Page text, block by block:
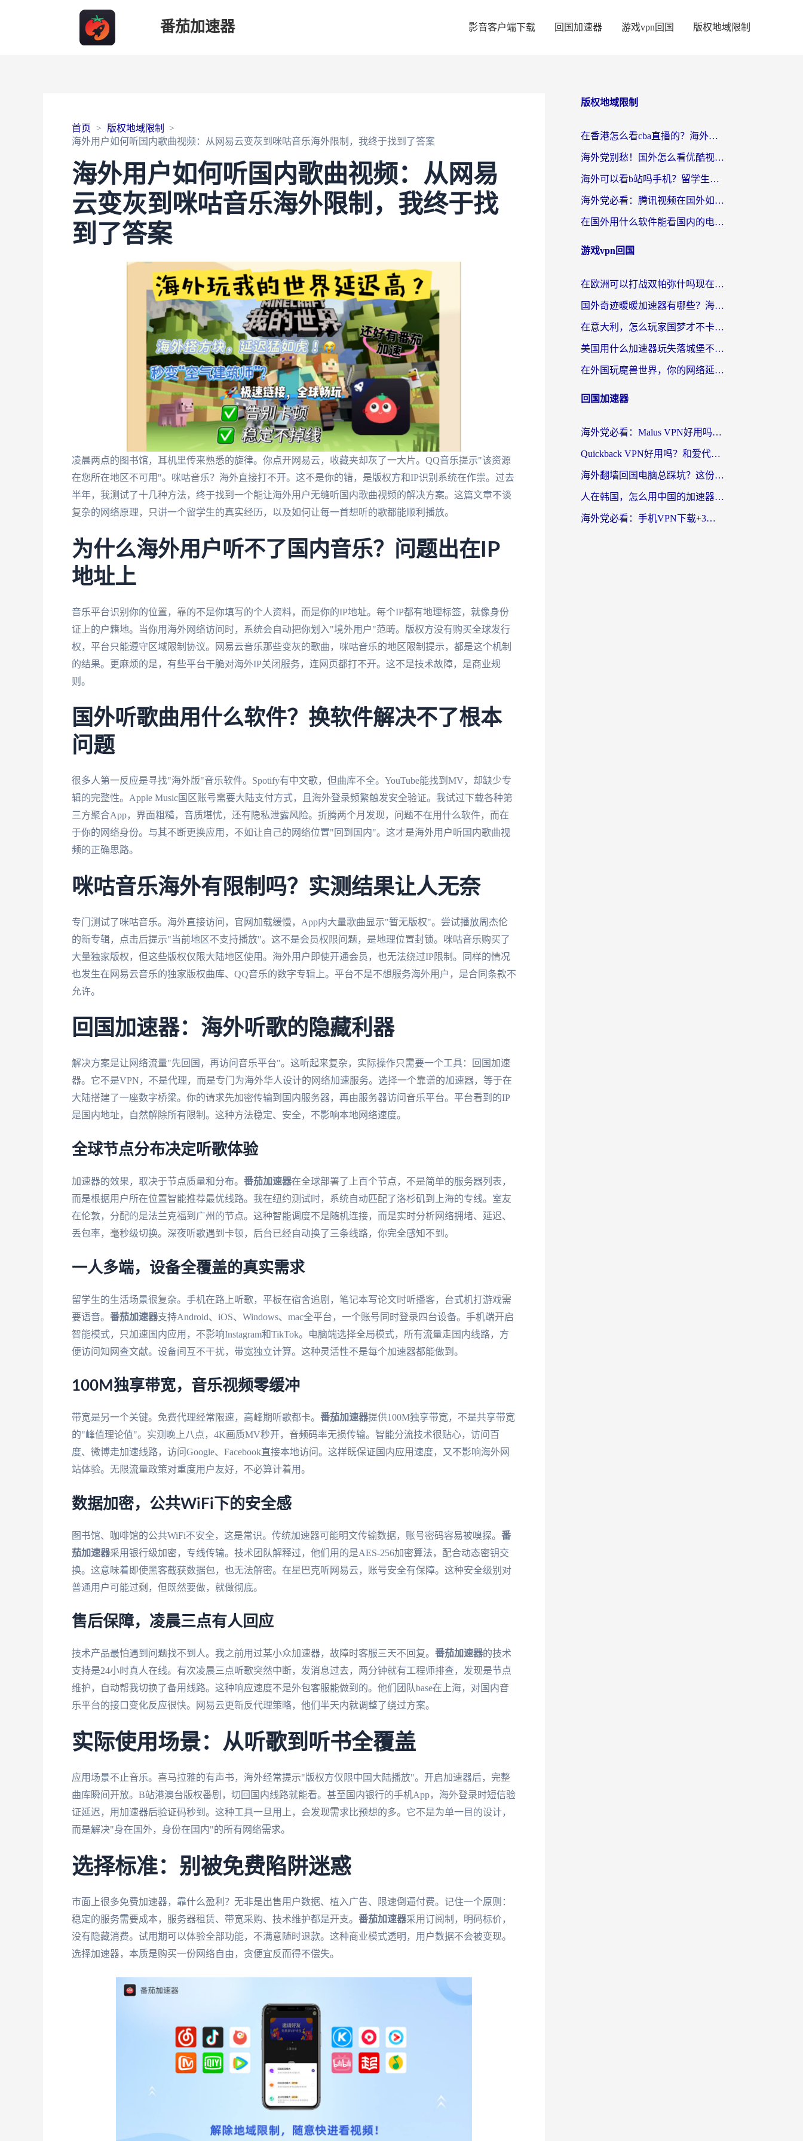
番茄加速器 影音客户端下载 回国加速器 游戏vpn回国 版权地域限制
首页
版权地域限制
海外用户如何听国内歌曲视频：从网易云变灰到咪咕音乐海外限制，我终于找到了答案
海外用户如何听国内歌曲视频：从网易
云变灰到咪咕音乐海外限制，我终于找
到了答案
凌晨两点的图书馆，耳机里传来熟悉的旋律。你点开网易云，收藏夹却灰了一大片。QQ音乐提示"该资源
在您所在地区不可用"。咪咕音乐？海外直接打不开。这不是你的错，是版权方和IP识别系统在作祟。过去
半年，我测试了十几种方法，终于找到一个能让海外用户无缝听国内歌曲视频的解决方案。这篇文章不谈
复杂的网络原理，只讲一个留学生的真实经历，以及如何让每一首想听的歌都能顺利播放。
为什么海外用户听不了国内音乐？问题出在IP
地址上
音乐平台识别你的位置，靠的不是你填写的个人资料，而是你的IP地址。每个IP都有地理标签，就像身份
证上的户籍地。当你用海外网络访问时，系统会自动把你划入"境外用户"范畴。版权方没有购买全球发行
权，平台只能遵守区域限制协议。网易云音乐那些变灰的歌曲，咪咕音乐的地区限制提示，都是这个机制
的结果。更麻烦的是，有些平台干脆对海外IP关闭服务，连网页都打不开。这不是技术故障，是商业规
则。
国外听歌曲用什么软件？换软件解决不了根本
问题
很多人第一反应是寻找"海外版"音乐软件。Spotify有中文歌，但曲库不全。YouTube能找到MV，却缺少专
辑的完整性。Apple Music国区账号需要大陆支付方式，且海外登录频繁触发安全验证。我试过下载各种第
三方聚合App，界面粗糙，音质堪忧，还有隐私泄露风险。折腾两个月发现，问题不在用什么软件，而在
于你的网络身份。与其不断更换应用，不如让自己的网络位置"回到国内"。这才是海外用户听国内歌曲视
频的正确思路。
咪咕音乐海外有限制吗？实测结果让人无奈
专门测试了咪咕音乐。海外直接访问，官网加载缓慢，App内大量歌曲显示"暂无版权"。尝试播放周杰伦
的新专辑，点击后提示"当前地区不支持播放"。这不是会员权限问题，是地理位置封锁。咪咕音乐购买了
大量独家版权，但这些版权仅限大陆地区使用。海外用户即使开通会员，也无法绕过IP限制。同样的情况
也发生在网易云音乐的独家版权曲库、QQ音乐的数字专辑上。平台不是不想服务海外用户，是合同条款不
允许。
回国加速器：海外听歌的隐藏利器
解决方案是让网络流量"先回国，再访问音乐平台"。这听起来复杂，实际操作只需要一个工具：回国加速
器。它不是VPN，不是代理，而是专门为海外华人设计的网络加速服务。选择一个靠谱的加速器，等于在
大陆搭建了一座数字桥梁。你的请求先加密传输到国内服务器，再由服务器访问音乐平台。平台看到的IP
是国内地址，自然解除所有限制。这种方法稳定、安全，不影响本地网络速度。
全球节点分布决定听歌体验
加速器的效果，取决于节点质量和分布。 番茄加速器在全球部署了上百个节点，不是简单的服务器列表，
而是根据用户所在位置智能推荐最优线路。我在纽约测试时，系统自动匹配了洛杉矶到上海的专线。室友
在伦敦，分配的是法兰克福到广州的节点。这种智能调度不是随机连接，而是实时分析网络拥堵、延迟、
丢包率，毫秒级切换。深夜听歌遇到卡顿，后台已经自动换了三条线路，你完全感知不到。
一人多端，设备全覆盖的真实需求
留学生的生活场景很复杂。手机在路上听歌，平板在宿舍追剧，笔记本写论文时听播客，台式机打游戏需
要语音。 番茄加速器支持Android、iOS、Windows、mac全平台，一个账号同时登录四台设备。手机端开启
智能模式，只加速国内应用，不影响Instagram和TikTok。电脑端选择全局模式，所有流量走国内线路，方
便访问知网查文献。设备间互不干扰，带宽独立计算。这种灵活性不是每个加速器都能做到。
100M独享带宽，音乐视频零缓冲
带宽是另一个关键。免费代理经常限速，高峰期听歌都卡。 番茄加速器提供100M独享带宽，不是共享带宽
的"峰值理论值"。实测晚上八点，4K画质MV秒开，音频码率无损传输。智能分流技术很贴心，访问百
度、微博走加速线路，访问Google、Facebook直接本地访问。这样既保证国内应用速度，又不影响海外网
站体验。无限流量政策对重度用户友好，不必算计着用。
数据加密，公共WiFi下的安全感
图书馆、咖啡馆的公共WiFi不安全，这是常识。传统加速器可能明文传输数据，账号密码容易被嗅探。 番
茄加速器采用银行级加密，专线传输。技术团队解释过，他们用的是AES-256加密算法，配合动态密钥交
换。这意味着即使黑客截获数据包，也无法解密。在星巴克听网易云，账号安全有保障。这种安全级别对
普通用户可能过剩，但既然要做，就做彻底。
售后保障，凌晨三点有人回应
技术产品最怕遇到问题找不到人。我之前用过某小众加速器，故障时客服三天不回复。 番茄加速器的技术
支持是24小时真人在线。有次凌晨三点听歌突然中断，发消息过去，两分钟就有工程师排查，发现是节点
维护，自动帮我切换了备用线路。这种响应速度不是外包客服能做到的。他们团队base在上海，对国内音
乐平台的接口变化反应很快。网易云更新反代理策略，他们半天内就调整了绕过方案。
实际使用场景：从听歌到听书全覆盖
应用场景不止音乐。喜马拉雅的有声书，海外经常提示"版权方仅限中国大陆播放"。开启加速器后，完整
曲库瞬间开放。B站港澳台版权番剧，切回国内线路就能看。甚至国内银行的手机App，海外登录时短信验
证延迟，用加速器后验证码秒到。这种工具一旦用上，会发现需求比预想的多。它不是为单一目的设计，
而是解决"身在国外，身份在国内"的所有网络需求。
选择标准：别被免费陷阱迷惑
市面上很多免费加速器，靠什么盈利？无非是出售用户数据、植入广告、限速倒逼付费。记住一个原则：
稳定的服务需要成本，服务器租赁、带宽采购、技术维护都是开支。 番茄加速器采用订阅制，明码标价，
没有隐藏消费。试用期可以体验全部功能，不满意随时退款。这种商业模式透明，用户数据不会被变现。
选择加速器，本质是购买一份网络自由，贪便宜反而得不偿失。
版权地域限制
在香港怎么看cba直播的？海外党体育观赛终极指南：告别版权限制，畅享中文解说
海外党别愁！国外怎么看优酷视频？一招解决追剧、看直播难题
海外可以看b站吗手机？留学生亲测有效的回国加速指南
海外党必看：腾讯视频在国外如何解除地域限制？附优酷咪咕使用指南
在国外用什么软件能看国内的电视剧啊？留学生亲测有效的回国加速方案
游戏vpn回国
在欧洲可以打战双帕弥什吗现在？跨越延迟墙的实战指南
国外奇迹暖暖加速器有哪些？海外党国服游戏畅玩终极指南（附亲测推荐）
在意大利，怎么玩家国梦才不卡？这份终极加速指南请收好
美国用什么加速器玩失落城堡不卡？海外党亲测有效的国服游戏加速指南
在外国玩魔兽世界，你的网络延迟是最大的敌人
回国加速器
海外党必看：Malus VPN好用吗？和迅猛兔VPN对比哪个回国效果更好？附真实体验与避坑指南
Quickback VPN好用吗？和爱代理VPN对比哪个回国效果更好？
海外翻墙回国电脑总踩坑？这份实测指南帮你选对加速器（附ChickCNinitapMalus对比）
人在韩国，怎么用中国的加速器刷剧打游戏？这份真实体验指南给你答案
海外党必看：手机VPN下载+3步选对回国加速器，无缝刷国内资源不再愁